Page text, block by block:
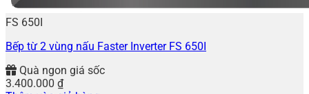
FS 650I
Bếp từ 2 vùng nấu Faster Inverter FS 650I
Quà ngon giá sốc
3.400.000 ₫